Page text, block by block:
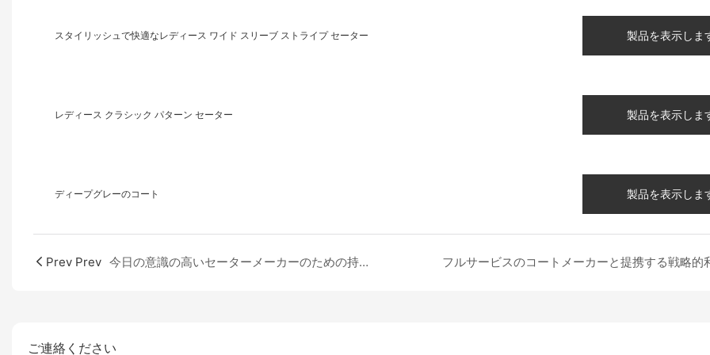
スタイリッシュで快適なレディース ワイド スリーブ ストライプ セーター 製品を表示しま
レディース クラシック パターン セーター 製品を表示しま
ディープグレーのコート 製品を表示しま
Prev Prev 今日の意識の高いセーターメーカーのための持続可能な取り組み フルサービスのコートメーカーと提携する戦略的
ご連絡ください